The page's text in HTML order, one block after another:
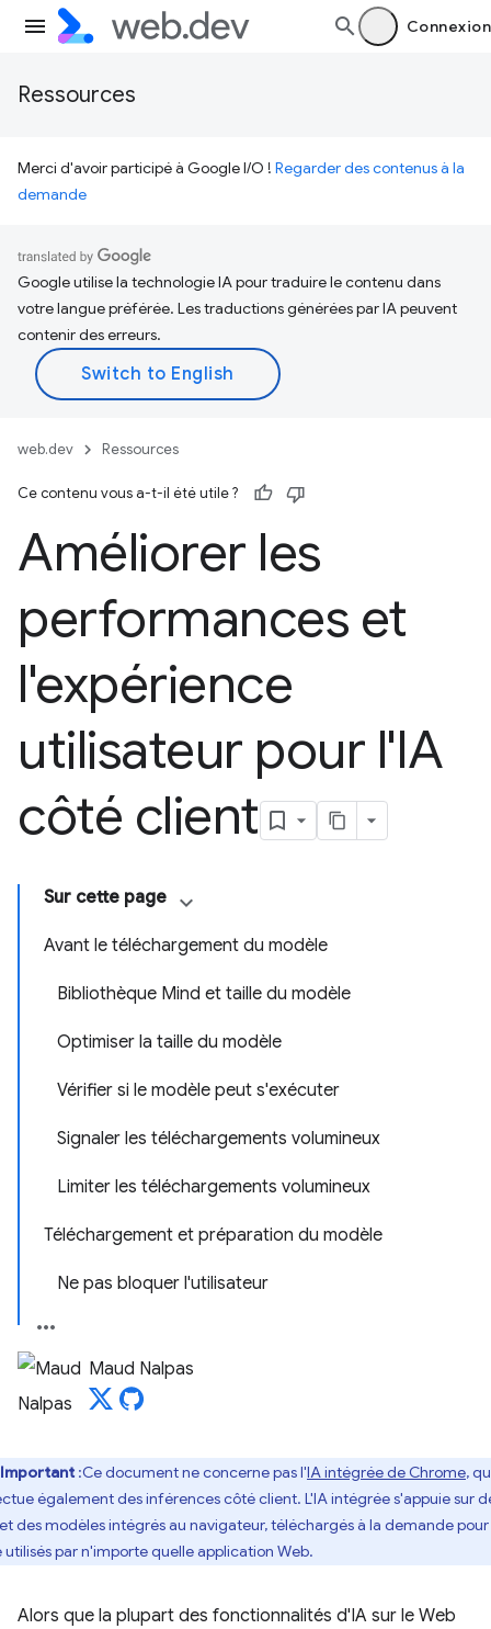
Connexion
Ressources
Merci d'avoir participé à Google I/O ! Regarder des contenus à la
demande
Google utilise la technologie IA pour traduire le contenu dans
votre langue préférée. Les traductions générées par IA peuvent
contenir des erreurs.
web.dev Ressources
Ce contenu vous a-t-il été utile ?
Améliorer les
performances et
l'expérience
utilisateur pour l'IA
côté client
Sur cette page
Avant le téléchargement du modèle
Bibliothèque Mind et taille du modèle
Optimiser la taille du modèle
Vérifier si le modèle peut s'exécuter
Signaler les téléchargements volumineux
Limiter les téléchargements volumineux
Téléchargement et préparation du modèle
Ne pas bloquer l'utilisateur
Maud Nalpas
Important :Ce document ne concerne pas l'IA intégrée de Chrome,
également des inférences côté client. L'IA intégrée s'appuie sur
des modèles intégrés au navigateur, téléchargés à la demande pour
utilisés par n'importe quelle application Web.
Alors que la plupart des fonctionnalités d'IA sur le Web